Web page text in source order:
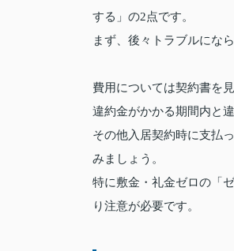
する」の2点です。
まず、後々トラブルにな
費用については契約書を
違約金がかかる期間内と
その他入居契約時に支払
みましょう。
特に敷金・礼金ゼロの「
り注意が必要です。